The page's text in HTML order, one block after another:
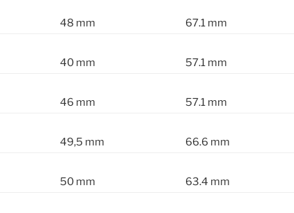
48 mm
67.1 mm
40 mm 57.1 mm
46 mm 57.1 mm
49,5 mm 66.6 mm
50 mm 63.4 mm